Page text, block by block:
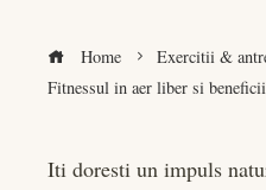
Home
Exercitii &
Fitnessul in aer liber si
Iti doresti un impuls